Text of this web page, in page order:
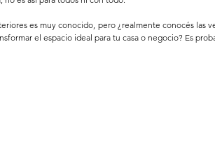
es muy conocido, pero ¿realmente conocés las
el espacio ideal para tu casa o negocio? Es